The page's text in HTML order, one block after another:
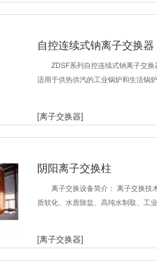
自控连续式钠离子交换器
ZDSF系列自控连续式钠离子交换
适用于供热供汽的工业锅炉和生活锅
[离子交换器]
阴阳离子交换柱
离子交换设备简介： 离子交换技
质软化、水质除盐、高纯水制取、工
[离子交换器]